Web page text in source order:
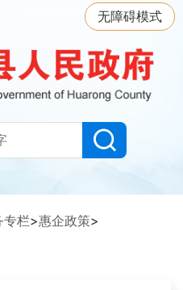
无障碍模式
专栏>惠企政策>